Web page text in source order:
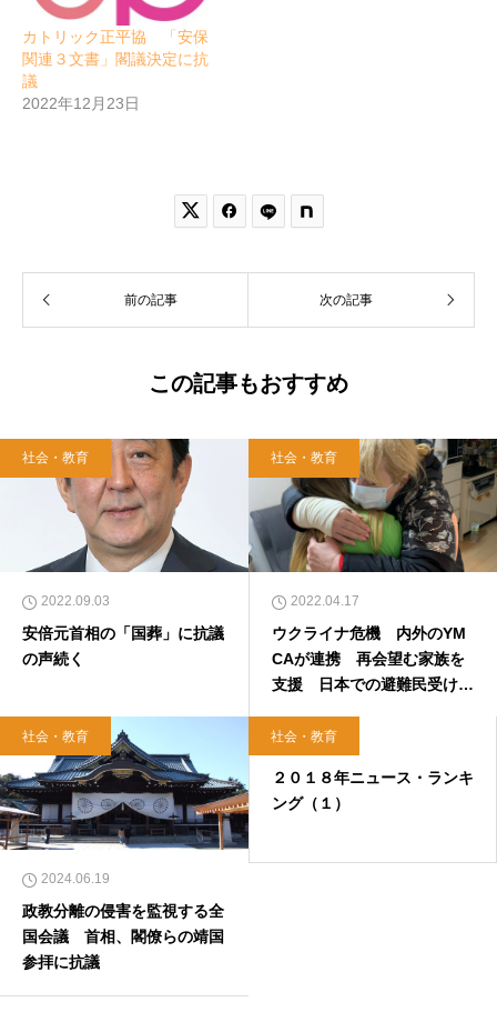
カトリック正平協 「安保
関連３文書」閣議決定に抗
議
2022年12月23日
 
前の記事 次の記事
この記事もおすすめ
社会・教育
2022.09.03
安倍元首相の「国葬」に抗議
の声続く
社会・教育
2022.04.17
ウクライナ危機 内外のYM
CAが連携 再会望む家族を
支援 日本での避難民受け入
社会・教育
2024.06.19
政教分離の侵害を監視する全
国会議 首相、閣僚らの靖国
参拝に抗議
社会・教育
2018.12.31
２０１８年ニュース・ランキ
ング（１）